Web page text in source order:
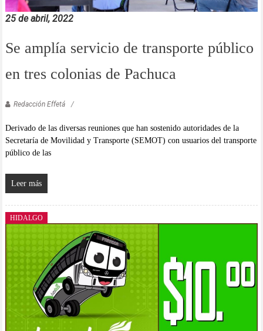
25 de abril, 2022
Se amplía servicio de transporte público
en tres colonias de Pachuca
Redacción Effetá
Derivado de las diversas reuniones que han sostenido autoridades de la
Secretaría de Movilidad y Transporte (SEMOT) con usuarios del transporte
público de las
Leer más
HIDALGO